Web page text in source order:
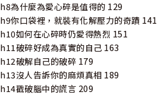
為什麼為愛心碎是值得的 129
你口袋裡，就裝有化解壓力的奇蹟 141
如何在心碎時仍愛得熱烈 151
破碎好成為真實的自己 163
破解自己的破碎 179
沒人告訴你的麻煩真相 189
戳破腦中的謊言 209